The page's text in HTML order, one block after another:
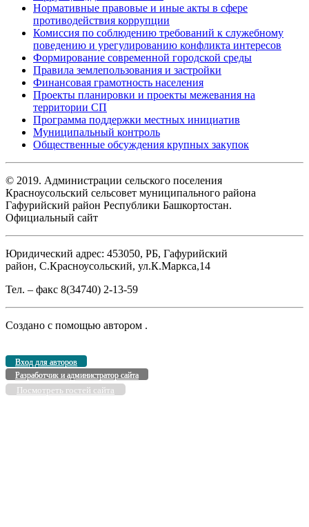
Нормативные правовые и иные акты в сфере
противодействия коррупции
Комиссия по соблюдению требований к служебному
поведению и урегулированию конфликта интересов
Формирование современной городской среды
Правила землепользования и застройки
Финансовая грамотность населения
Проекты планировки и проекты межевания на
территории СП
Программа поддержки местных инициатив
Муниципальный контроль
Общественные обсуждения крупных закупок
© 2019. Администрации сельского поселения
Красноусольский сельсовет муниципального района
Гафурийский район Республики Башкортостан.
Официальный сайт
Юридический адрес: 453050, РБ, Гафурийский
район, С.Красноусольский, ул.К.Маркса,14
Тел. – факс 8(34740) 2-13-59
Создано с помощью автором .
Вход для авторов
Разработчик и администратор сайта
Посмотреть гостей сайта